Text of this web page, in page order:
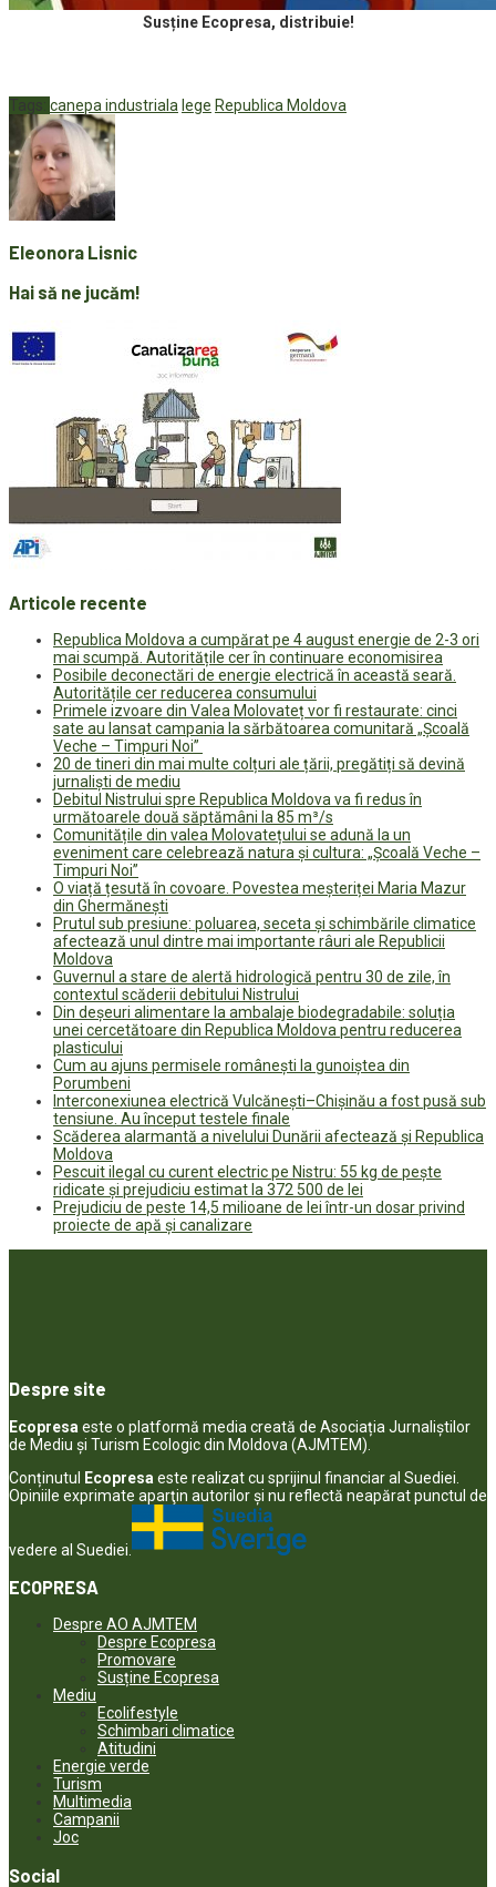
Susține Ecopresa, distribuie!
Tags: canepa industriala lege Republica Moldova
Eleonora Lisnic
Hai să ne jucăm!
Articole recente
Republica Moldova a cumpărat pe 4 august energie de 2-3 ori
mai scumpă. Autoritățile cer în continuare economisirea
Posibile deconectări de energie electrică în această seară.
Autoritățile cer reducerea consumului
Primele izvoare din Valea Molovateț vor fi restaurate: cinci
sate au lansat campania la sărbătoarea comunitară „Școală
Veche – Timpuri Noi”
20 de tineri din mai multe colțuri ale țării, pregătiți să devină
jurnaliști de mediu
Debitul Nistrului spre Republica Moldova va fi redus în
următoarele două săptămâni la 85 m³/s
Comunitățile din valea Molovatețului se adună la un
eveniment care celebrează natura și cultura: „Școală Veche –
Timpuri Noi”
O viață țesută în covoare. Povestea meșteriței Maria Mazur
din Ghermănești
Prutul sub presiune: poluarea, seceta și schimbările climatice
afectează unul dintre mai importante râuri ale Republicii
Moldova
Guvernul a stare de alertă hidrologică pentru 30 de zile, în
contextul scăderii debitului Nistrului
Din deșeuri alimentare la ambalaje biodegradabile: soluția
unei cercetătoare din Republica Moldova pentru reducerea
plasticului
Cum au ajuns permisele românești la gunoiștea din
Porumbeni
Interconexiunea electrică Vulcănești–Chișinău a fost pusă sub
tensiune. Au început testele finale
Scăderea alarmantă a nivelului Dunării afectează și Republica
Moldova
Pescuit ilegal cu curent electric pe Nistru: 55 kg de pește
ridicate și prejudiciu estimat la 372 500 de lei
Prejudiciu de peste 14,5 milioane de lei într-un dosar privind
proiecte de apă și canalizare
Despre site
Ecopresa este o platformă media creată de Asociația Jurnaliștilor
de Mediu și Turism Ecologic din Moldova (AJMTEM).
Conținutul
Ecopresa este realizat cu sprijinul financiar al Suediei.
Opiniile exprimate aparţin autorilor şi nu reflectă neapărat punctul de
vedere al Suediei.
ECOPRESA
Despre AO AJMTEM
Despre Ecopresa
Promovare
Susține Ecopresa
Mediu
Ecolifestyle
Schimbari climatice
Atitudini
Energie verde
Turism
Multimedia
Campanii
Joc
Social